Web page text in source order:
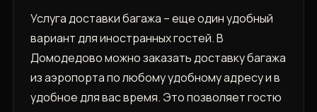
Услуга доставки багажа – еще один удобный
вариант для иностранных гостей. В
Домодедово можно заказать доставку багажа
из аэропорта по любому удобному адресу и в
удобное для вас время. Это позволяет гостю